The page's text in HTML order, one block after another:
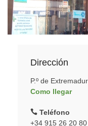
Dirección
P.º de
Como llegar
Teléfono
+34 915 26 20 80